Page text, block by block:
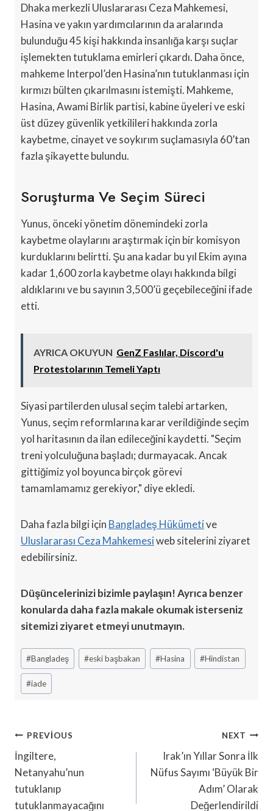
Dhaka merkezli Uluslararası Ceza Mahkemesi,
Hasina ve yakın yardımcılarının da aralarında
bulunduğu 45 kişi hakkında insanlığa karşı suçlar
işlemekten tutuklama emirleri çıkardı. Daha önce,
mahkeme Interpol’den Hasina’nın tutuklanması için
kırmızı bülten çıkarılmasını istemişti. Mahkeme,
Hasina, Awami Birlik partisi, kabine üyeleri ve eski
üst düzey güvenlik yetkilileri hakkında zorla
kaybetme, cinayet ve soykırım suçlamasıyla 60’tan
fazla şikayette bulundu.
Soruşturma Ve Seçim Süreci
Yunus, önceki yönetim dönemindeki zorla
kaybetme olaylarını araştırmak için bir komisyon
kurduklarını belirtti. Şu ana kadar bu yıl Ekim ayına
kadar 1,600 zorla kaybetme olayı hakkında bilgi
aldıklarını ve bu sayının 3,500’ü geçebileceğini ifade
etti.
AYRICA OKUYUN GenZ Faslılar, Discord'u
Protestolarının Temeli Yaptı
Siyasi partilerden ulusal seçim talebi artarken,
Yunus, seçim reformlarına karar verildiğinde seçim
yol haritasının da ilan edileceğini kaydetti. "Seçim
treni yolculuğuna başladı; durmayacak. Ancak
gittiğimiz yol boyunca birçok görevi
tamamlamamız gerekiyor," diye ekledi.
Daha fazla bilgi için Bangladeş Hükümetive
Uluslararası Ceza Mahkemesiweb sitelerini ziyaret
edebilirsiniz.
Düşüncelerinizi bizimle paylaşın! Ayrıca benzer
konularda daha fazla makale okumak isterseniz
sitemizi ziyaret etmeyi unutmayın.
Post
Tags:
#Bangladeş #eski başbakan #Hasina #Hindistan
#iade
Yazı
Gezinmesi
PREVIOUS
İngiltere,
Netanyahu’nun
tutuklanıp
tutuklanmayacağını
NEXT
Irak’ın Yıllar Sonra İlk
Nüfus Sayımı ‘Büyük Bir
Adım’ Olarak
Değerlendirildi